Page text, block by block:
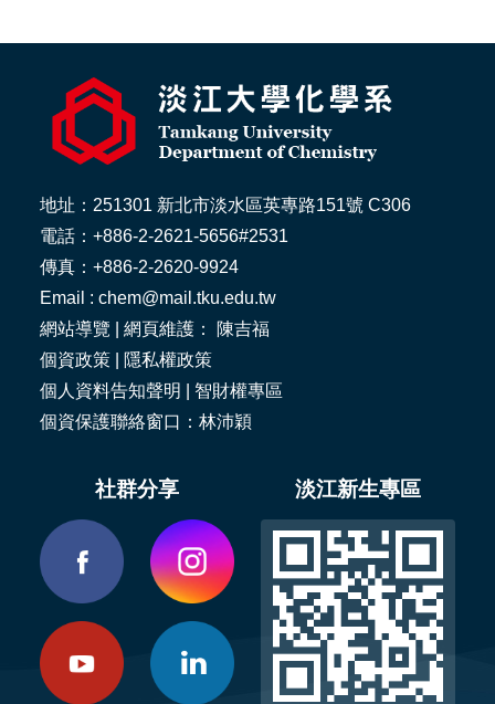
地址：251301 新北市淡水區英專路151號 C306
電話：+886-2-2621-5656#2531
傳真：+886-2-2620-9924
Email : chem@mail.tku.edu.tw
網站導覽 | 網頁維護： 陳吉福
個資政策
隱私權政策
個人資料告知聲明
智財權專區
個資保護聯絡窗口：林沛穎
社群分享 淡江新生專區